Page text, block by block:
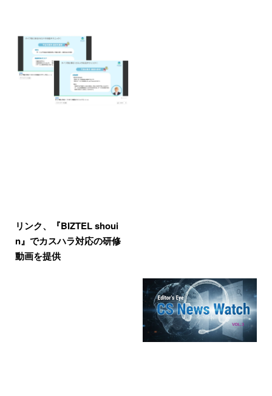
リンク、『BIZTEL shoui
n』でカスハラ対応の研修
動画を提供